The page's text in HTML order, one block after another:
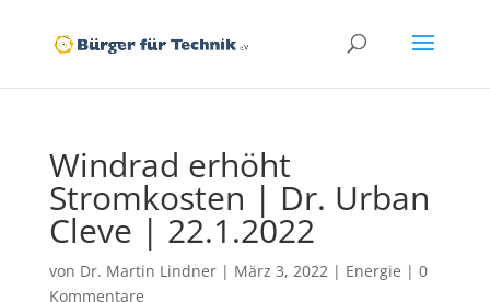
Windrad erhöht
Stromkosten | Dr. Urban
Cleve | 22.1.2022
von Dr. Martin Lindner| März 3, 2022| Energie | 0
Kommentare